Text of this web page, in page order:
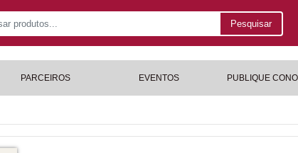
Pesquisar
PARCEIROS EVENTOS PUBLIQUE